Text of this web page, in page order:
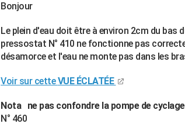
Bonjour
Le plein d'eau doit être à environ 2cm du bas
pressostat N° 410 ne fonctionne pas
désamorce et l'eau ne monte pas dans les
Voir sur cetteVUE ÉCLATÉE
Nota ne pas confondre la pompe de cyclage
N° 460